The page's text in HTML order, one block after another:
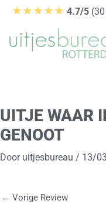
★★★★★ 4.7/5
UITJE WAAR
GENOOT
Door uitjesbureau / 13/
← Vorige Review